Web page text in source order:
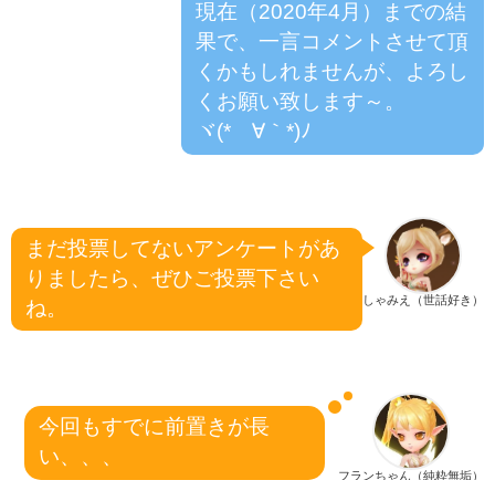
現在（2020年4月）までの結
果で、一言コメントさせて頂
くかもしれませんが、よろし
くお願い致します～。
ヾ(*´∀｀*)ﾉ
しゃみえ（世話好き）
まだ投票してないアンケートがあ
りましたら、 ぜひご投票下さい
ね。
フランちゃん（純粋無垢）
今回もすでに前置きが長
い、、、